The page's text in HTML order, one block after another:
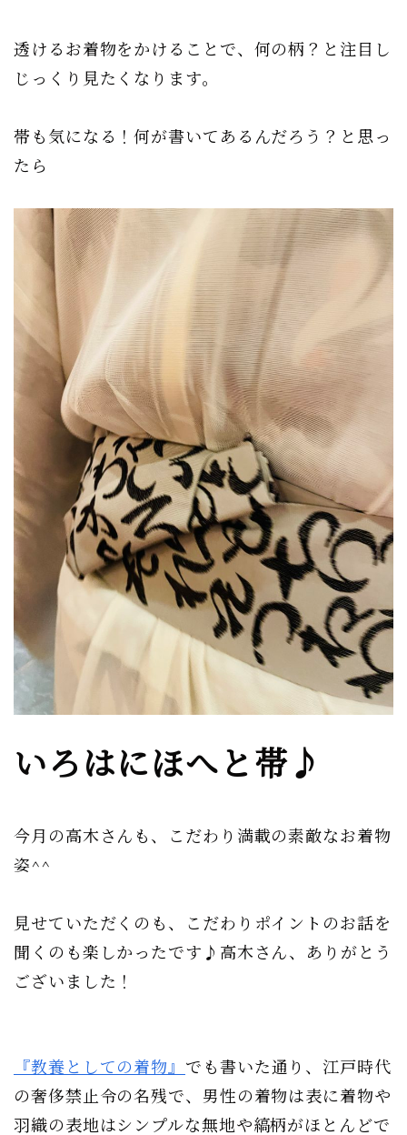
透けるお着物をかけることで、何の柄？と注目し
じっくり見たくなります。
帯も気になる！何が書いてあるんだろう？と思っ
たら
いろはにほへと帯♪
今月の高木さんも、こだわり満載の素敵なお着物
姿^^
見せていただくのも、こだわりポイントのお話を
聞くのも楽しかったです♪高木さん、ありがとう
ございました！
『教養としての着物』 でも書いた通り、江戸時代
の奢侈禁止令の名残で、男性の着物は表に着物や
羽織の表地はシンプルな無地や縞柄がほとんどで